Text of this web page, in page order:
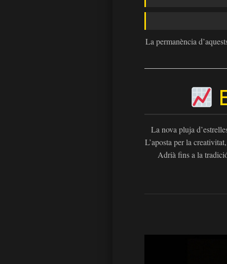
La permanència
La nova pluja
L’aposta per la
Adrià fins a la